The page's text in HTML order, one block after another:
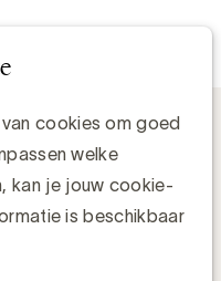
cookies om goed
welke
kan je jouw cookie-
is beschikbaar